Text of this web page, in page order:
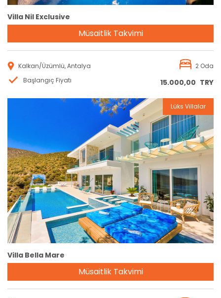
Villa Nil Exclusive
Müsaitlik Takvimi
Kalkan/Üzümlü, Antalya
2 Oda
Başlangıç Fiyatı
15.000,00 TRY
Rezervasyon
Lüks Villalar
Villa Bella Mare
Müsaitlik Takvimi